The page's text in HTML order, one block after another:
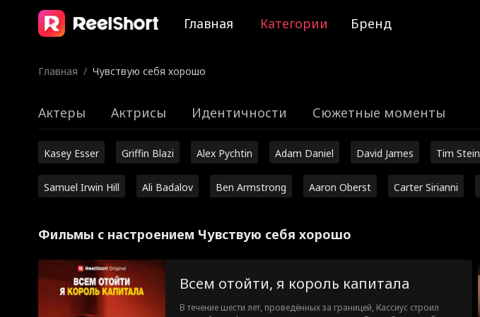
Главная Категории Бренд
Главная / Чувствую себя хорошо
Актеры Актрисы Идентичности Сюжетные моменты
Kasey Esser Griffin Blazi Alex Pychtin Adam Daniel David James Tim Stein
Samuel Irwin Hill Ali Badalov Ben Armstrong Aaron Oberst Carter Sirianni
Фильмы с настроением Чувствую себя хорошо
Всем отойти, я король капитала
В течение шести лет, проведённых за границей, Кассиус строил